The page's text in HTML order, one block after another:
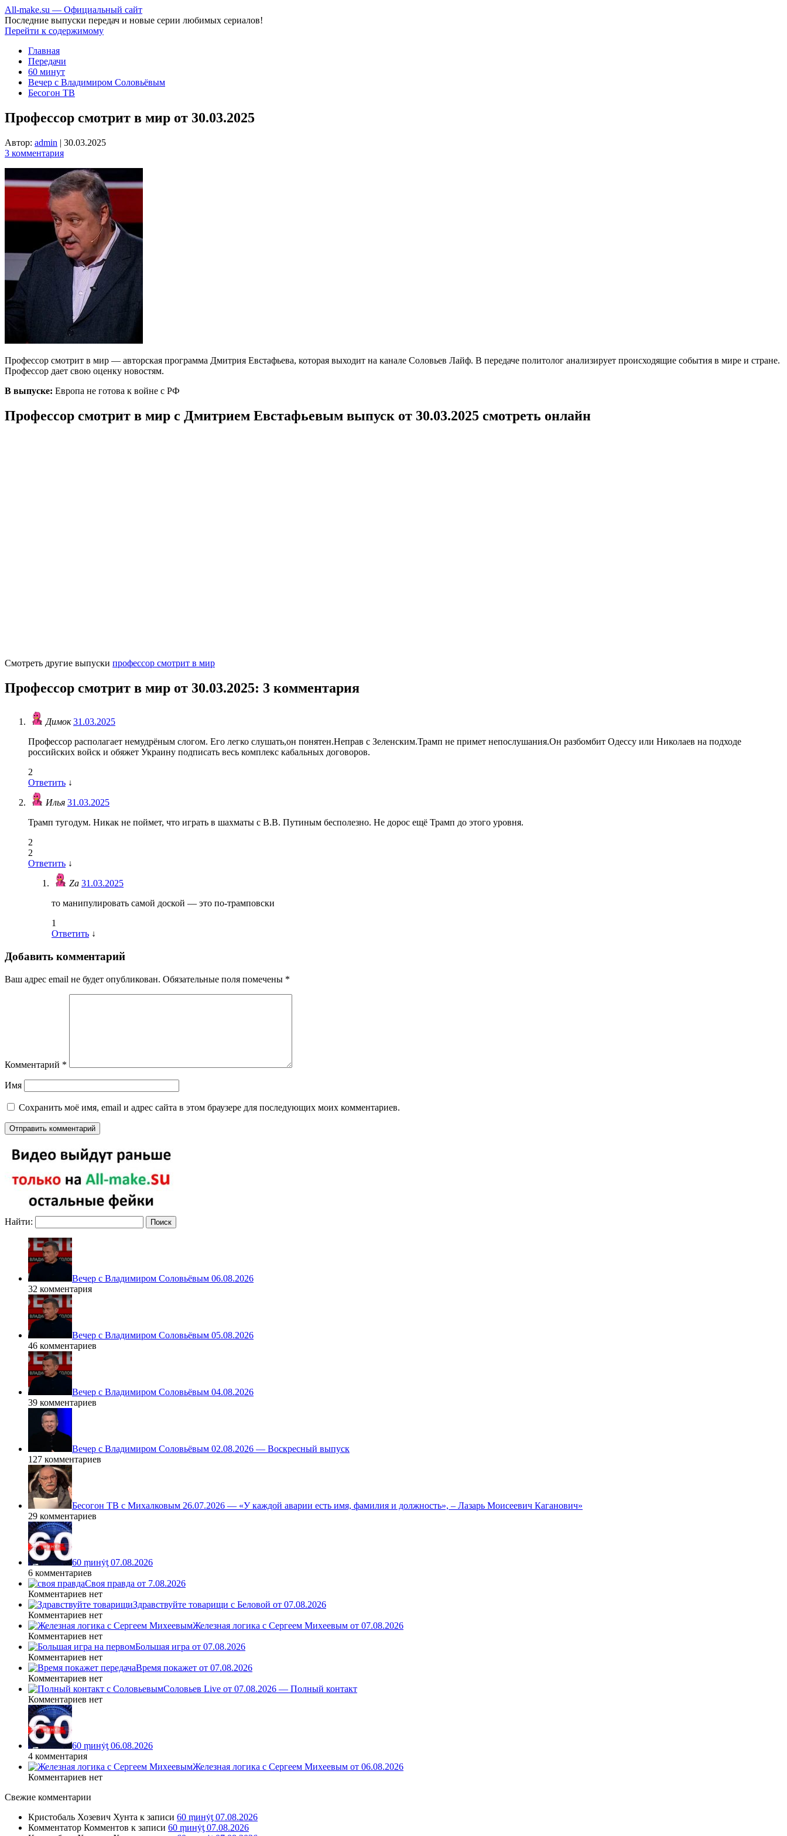
All-make.su — Официальный сайт
Последние выпуски передач и новые серии любимых сериалов!
Перейти к содержимому
Главная
Передачи
60 минут
Вечер с Владимиром Соловьёвым
Бесогон ТВ
Профессор смотрит в мир от 30.03.2025
Автор: admin | 30.03.2025
3 комментария
Профессор смотрит в мир — авторская программа Дмитрия Евстафьева, которая выходит на канале Соловьев Лайф. В передаче политолог анализирует происходящие события в мире и стране.
Профессор дает свою оценку новостям.
В выпуске: Европа не готова к войне с РФ
Профессор смотрит в мир с Дмитрием Евстафьевым выпуск от 30.03.2025 смотреть онлайн
Смотреть другие выпуски профессор смотрит в мир
Профессор смотрит в мир от 30.03.2025: 3 комментария
Димок31.03.2025
Профессор располагает немудрёным слогом. Его легко слушать,он понятен.Неправ с Зеленским.Трамп не примет непослушания.Он разбомбит Одессу или Николаев на подходе
российских войск и обяжет Украину подписать весь комплекс кабальных договоров.
2
Ответить ↓
Илья 31.03.2025
Трамп тугодум. Никак не поймет, что играть в шахматы с В.В. Путиным бесполезно. Не дорос ещё Трамп до этого уровня.
2
2
Ответить ↓
Zа 31.03.2025
то манипулировать самой доской — это по-трамповски
1
Ответить ↓
Добавить комментарий
Ваш адрес email не будет опубликован. Обязательные поля помечены *
Комментарий *
Имя
Сохранить моё имя, email и адрес сайта в этом браузере для последующих моих комментариев.
Найти:
Вечер с Владимиром Соловьёвым 06.08.2026
32 комментария
Вечер с Владимиром Соловьёвым 05.08.2026
46 комментариев
Вечер с Владимиром Соловьёвым 04.08.2026
39 комментариев
Вечер с Владимиром Соловьёвым 02.08.2026 — Воскресный выпуск
127 комментариев
Бесогон ТВ с Михалковым 26.07.2026 — «У каждой аварии есть имя, фамилия и должность», – Лазарь Моисеевич Каганович»
29 комментариев
60 ṃинẏƫ 07.08.2026
6 комментариев
Своя правда от 7.08.2026
Комментариев нет
Здравствуйте товарищи с Беловой от 07.08.2026
Комментариев нет
Железная логика с Сергеем Михеевым от 07.08.2026
Комментариев нет
Большая игра от 07.08.2026
Комментариев нет
Время покажет от 07.08.2026
Комментариев нет
Соловьев Live от 07.08.2026 — Полный контакт
Комментариев нет
60 ṃинẏƫ 06.08.2026
4 комментария
Железная логика с Сергеем Михеевым от 06.08.2026
Комментариев нет
Свежие комментарии
Кристобаль Хозевич Хунта к записи 60 ṃинẏƫ 07.08.2026
Комментатор Комментов к записи 60 ṃинẏƫ 07.08.2026